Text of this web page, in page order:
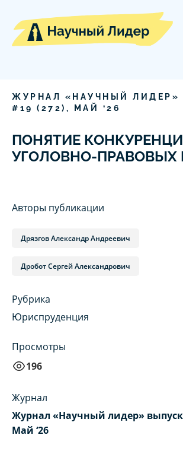
ЖУРНАЛ «НАУЧНЫЙ ЛИДЕР»
# 19 ( 272), МАЙ ‘26
ПОНЯТИЕ
УГОЛОВНО-ПРАВОВЫХ
Авторы публикации
Дрязгов Александр Андреевич
Дробот Сергей Александрович
Рубрика
Юриспруденция
Просмотры
196
Журнал
Журнал «Научный лидер» выпуск
Май ‘26